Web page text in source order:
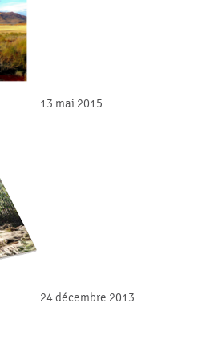
13 mai 2015
24 décembre 2013